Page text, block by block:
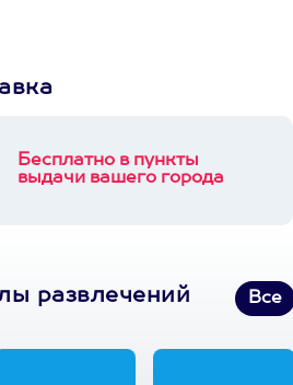
Бесплатно в пункты
выдачи вашего города
развлечений Все